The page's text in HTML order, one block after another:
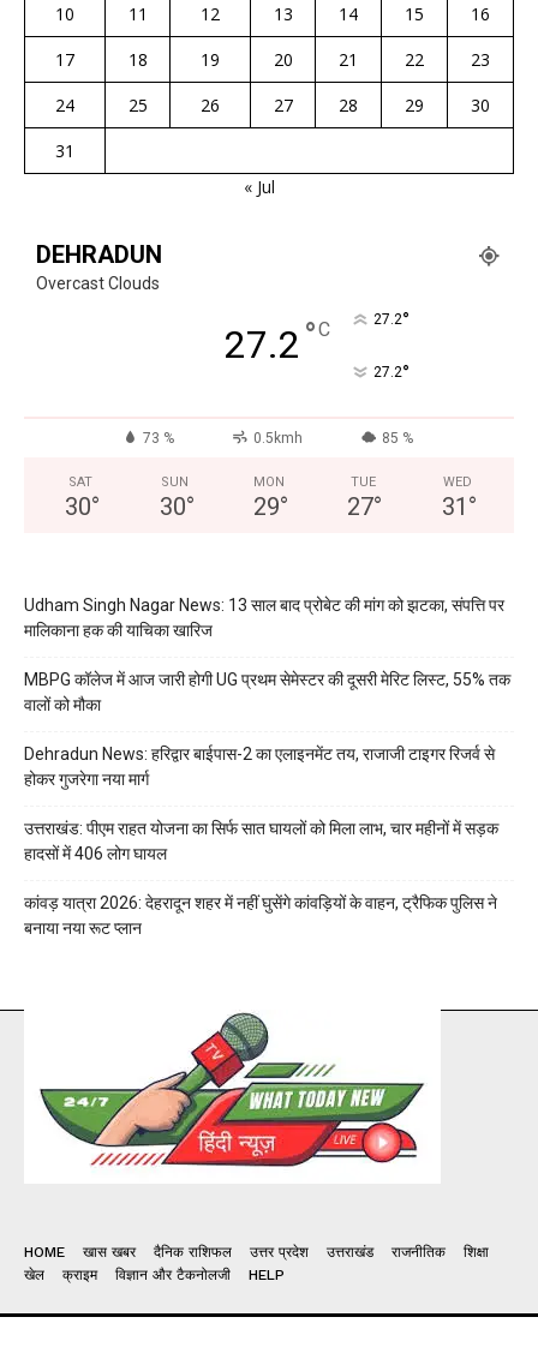
10
11 12 13 14 15
16
17
18 19 20 21 22
23
24
25 26 27 28 29
30
31
« Jul
DEHRADUN
Overcast Clouds
27.2 °C 27.2°
27.2°
73 % 0.5kmh 85 %
SAT
30°
SUN
30°
MON
29°
TUE
27°
WED
31 °
Udham Singh Nagar News: 13 साल बाद प्रोबेट की मांग को झटका, संपत्ति पर
मालिकाना हक की याचिका खारिज
MBPG कॉलेज में आज जारी होगी UG प्रथम सेमेस्टर की दूसरी मेरिट लिस्ट, 55% तक
वालों को मौका
Dehradun News: हरिद्वार बाईपास-2 का एलाइनमेंट तय, राजाजी टाइगर रिजर्व से
होकर गुजरेगा नया मार्ग
उत्तराखंड: पीएम राहत योजना का सिर्फ सात घायलों को मिला लाभ, चार महीनों में सड़क
हादसों में 406 लोग घायल
कांवड़ यात्रा 2026: देहरादून शहर में नहीं घुसेंगे कांवड़ियों के वाहन, ट्रैफिक पुलिस ने
बनाया नया रूट प्लान
HOME खास खबर दैनिक राशिफल उत्तर प्रदेश उत्तराखंड राजनीतिक
शिक्षा
खेल
क्राइम विज्ञान और टैकनोलजी HELP